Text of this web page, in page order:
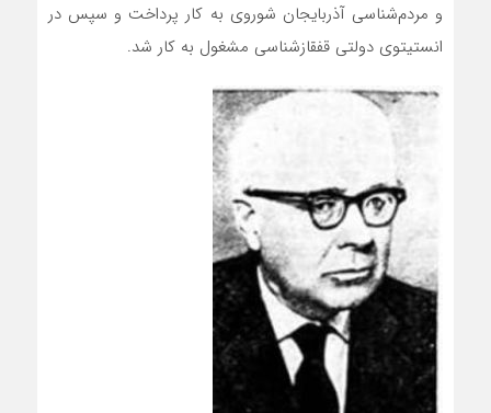
و مردم‌شناسی آذربایجان شوروی به کار پرداخت و سپس در
انستیتوی دولتی قفقازشناسی مشغول به کار شد.